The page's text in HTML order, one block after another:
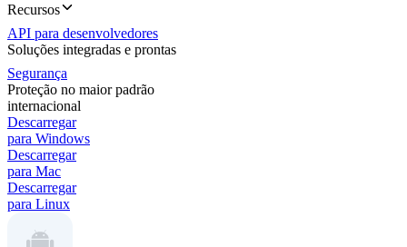
Recursos
API para desenvolvedores
Soluções integradas e prontas
Segurança
Proteção no maior padrão
internacional
Descarregar
para Windows
Descarregar
para Mac
Descarregar
para Linux